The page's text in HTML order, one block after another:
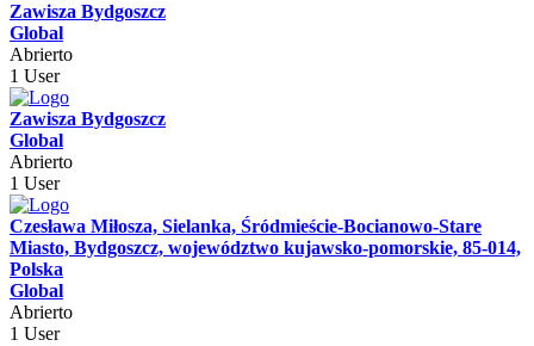
Zawisza Bydgoszcz
Global
Abrierto
1 User
Zawisza Bydgoszcz
Global
Abrierto
1 User
Czesława Miłosza, Sielanka, Śródmieście-Bocianowo-Stare
Miasto, Bydgoszcz, województwo kujawsko-pomorskie, 85-014,
Polska
Global
Abrierto
1 User